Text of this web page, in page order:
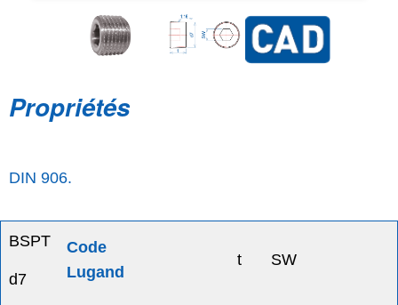
Propriétés
DIN 906.
BSPT
d7
Code
Lugand
t SW